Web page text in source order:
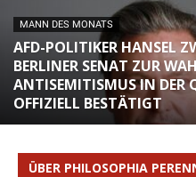
MANN DES MONATS
AFD-POLITIKER HANSEL
BERLINER SENAT ZUR
ANTISEMITISMUS IN DER
OFFIZIELL BESTÄTIGT
ÜBER PHILOSOPHIA